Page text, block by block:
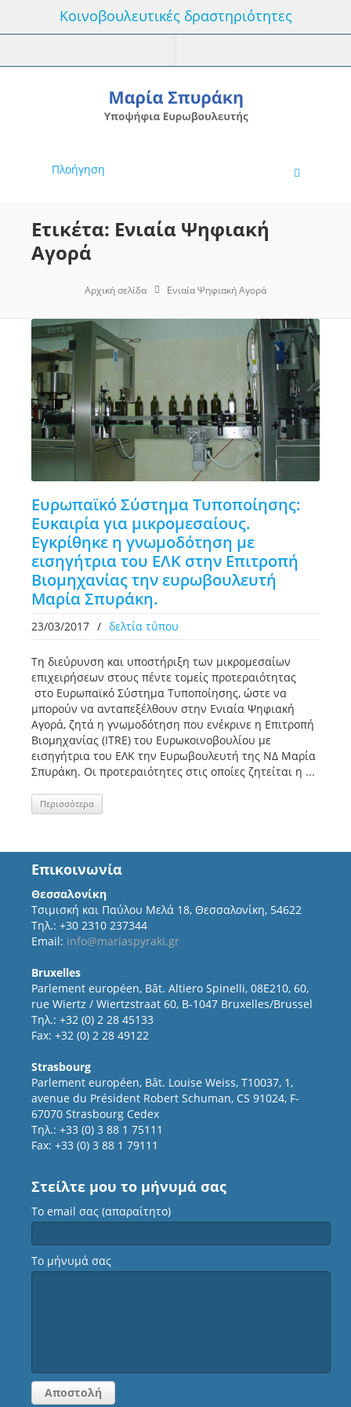
Κοινοβουλευτικές δραστηριότητες
Πλοήγηση
Ετικέτα: Ενιαία Ψηφιακή
Αγορά
Αρχική σελίδα Ενιαία Ψηφιακή Αγορά
Ευρωπαϊκό Σύστημα Τυποποίησης:
Ευκαιρία για μικρομεσαίους.
Εγκρίθηκε η γνωμοδότηση με
εισηγήτρια του ΕΛΚ στην Επιτροπή
Βιομηχανίας την ευρωβουλευτή
Μαρία Σπυράκη.
23/03/2017 / δελτία τύπου
Τη διεύρυνση και υποστήριξη των μικρομεσαίων
επιχειρήσεων στους πέντε τομείς προτεραιότητας
στο Ευρωπαϊκό Σύστημα Τυποποίησης, ώστε να
μπορούν να ανταπεξέλθουν στην Ενιαία Ψηφιακή
Αγορά, ζητά η γνωμοδότηση που ενέκρινε η Επιτροπή
Βιομηχανίας (ITRE) του Ευρωκοινοβουλίου με
εισηγήτρια του ΕΛΚ την Ευρωβουλευτή της ΝΔ Μαρία
Σπυράκη. Οι προτεραιότητες στις οποίες ζητείται η ...
Περισσότερα
Επικοινωνία
Θεσσαλονίκη
Τσιμισκή και Παύλου Μελά 18, Θεσσαλονίκη, 54622
Τηλ.: +30 2310 237344
Email: info@mariaspyraki.gr
Bruxelles
Parlement européen, Bât. Altiero Spinelli, 08E210, 60,
rue Wiertz / Wiertzstraat 60, B-1047 Bruxelles/Brussel
Τηλ.: +32 (0) 2 28 45133
Fax: +32 (0) 2 28 49122
Strasbourg
Parlement européen, Bât. Louise Weiss, T10037, 1,
avenue du Président Robert Schuman, CS 91024, F-
67070 Strasbourg Cedex
Τηλ.: +33 (0) 3 88 1 75111
Fax: +33 (0) 3 88 1 79111
Στείλτε μου το μήνυμά σας
Το email σας (απαραίτητο)
Το μήνυμά σας